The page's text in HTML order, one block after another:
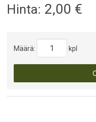
Hinta: 2,00 €
Määrä: kpl